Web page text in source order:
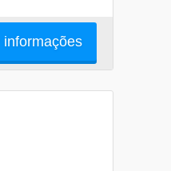
informações